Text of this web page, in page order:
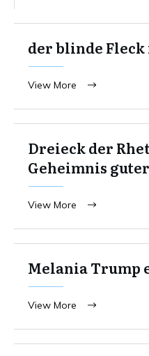
der blinde
View More
Dreieck der
Geheimnis
View More
Melania Trump
View More